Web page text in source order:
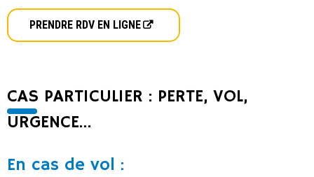
PRENDRE RDV EN LIGNE
CAS PARTICULIER : PERTE, VOL,
URGENCE…
En cas de vol :